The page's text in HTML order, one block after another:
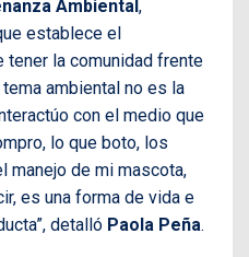
Ambiental,
establece el
tener la comunidad frente
ambiental no es la
con el medio que
lo que boto, los
manejo de mi mascota,
es una forma de vida e
detalló Paola Peña.